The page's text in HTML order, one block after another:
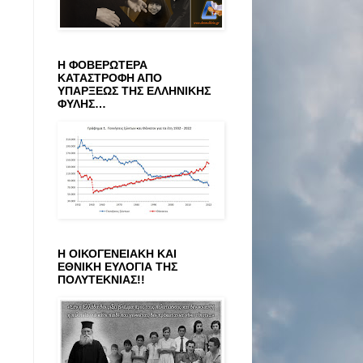
Η ΦΟΒΕΡΩΤΕΡΑ
ΚΑΤΑΣΤΡΟΦΗ ΑΠΟ
ΥΠΑΡΞΕΩΣ ΤΗΣ ΕΛΛΗΝΙΚΗΣ
ΦΥΛΗΣ…
Η ΟΙΚΟΓΕΝΕΙΑΚΗ ΚΑΙ
ΕΘΝΙΚΗ ΕΥΛΟΓΙΑ ΤΗΣ
ΠΟΛΥΤΕΚΝΙΑΣ!!